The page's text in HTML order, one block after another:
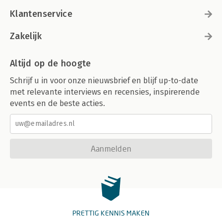
Samenvatting 333
Opdrachten 335
Bijlagen 363
llustratieverantwoording 387
Trefwoordenregister 389
Over de auteur 399
Klantenservice
Zakelijk
Altijd op de hoogte
Schrijf u in voor onze nieuwsbrief en blijf up-to-date
met relevante interviews en recensies, inspirerende
events en de beste acties.
Aanmelden
PRETTIG KENNIS MAKEN